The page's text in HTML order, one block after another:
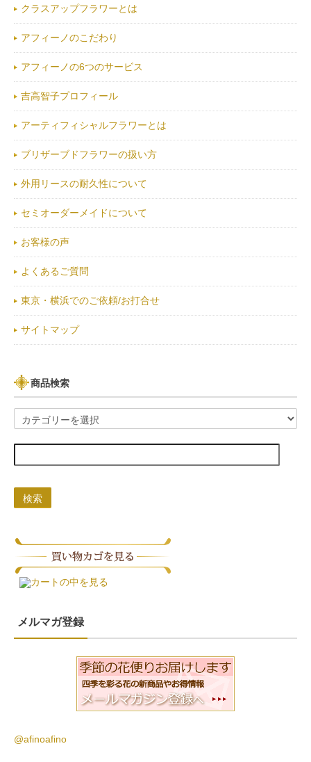
クラスアップフラワーとは
アフィーノのこだわり
アフィーノの6つのサービス
吉高智子プロフィール
アーティフィシャルフラワーとは
ブリザーブドフラワーの扱い方
外用リースの耐久性について
セミオーダーメイドについて
お客様の声
よくあるご質問
東京・横浜でのご依頼/お打合せ
サイトマップ
商品検索
検索
カートの中を見る
メルマガ登録
@afinoafino